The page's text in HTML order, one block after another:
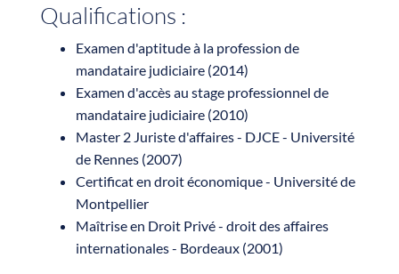
Qualifications :
Examen d'aptitude à la profession de
mandataire judiciaire (2014)
Examen d'accès au stage professionnel de
mandataire judiciaire (2010)
Master 2 Juriste d'affaires - DJCE - Université
de Rennes (2007)
Certificat en droit économique - Université de
Montpellier
Maîtrise en Droit Privé - droit des affaires
internationales - Bordeaux (2001)